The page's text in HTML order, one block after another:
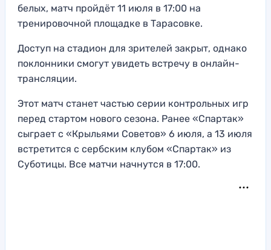
белых, матч пройдёт 11 июля в 17:00 на
тренировочной площадке в Тарасовке.
Доступ на стадион для зрителей закрыт, однако
поклонники смогут увидеть встречу в онлайн-
трансляции.
Этот матч станет частью серии контрольных игр
перед стартом нового сезона. Ранее «Спартак»
сыграет с «Крыльями Советов» 6 июля, а 13 июля
встретится с сербским клубом «Спартак» из
Суботицы. Все матчи начнутся в 17:00.